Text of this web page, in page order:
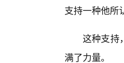
支持一种他所
这种支持
满了力量。